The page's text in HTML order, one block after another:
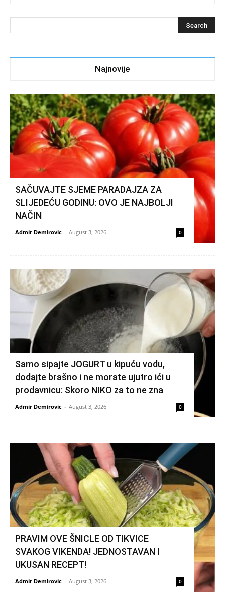
Najnovije
SAČUVAJTE SJEME PARADAJZA ZA
SLIJEDEĆU GODINU: OVO JE NAJBOLJI
NAČIN
Admir Demirovic - August 3, 2026 0
Samo sipajte JOGURT u kipuću vodu,
dodajte brašno i ne morate ujutro ići u
prodavnicu: Skoro NIKO za to ne zna
Admir Demirovic - August 3, 2026 0
PRAVIM OVE ŠNICLE OD TIKVICE
SVAKOG VIKENDA! JEDNOSTAVAN I
UKUSAN RECEPT!
Admir Demirovic - August 3, 2026 0